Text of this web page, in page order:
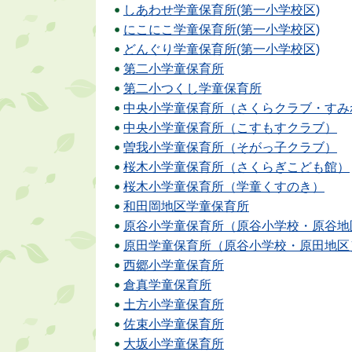
しあわせ学童保育所(第一小学校区)
にこにこ学童保育所(第一小学校区)
どんぐり学童保育所(第一小学校区)
第二小学童保育所
第二小つくし学童保育所
中央小学童保育所（さくらクラブ・すみ
中央小学童保育所（こすもすクラブ）
曽我小学童保育所（そがっ子クラブ）
桜木小学童保育所（さくらぎこども館）
桜木小学童保育所（学童くすのき）
和田岡地区学童保育所
原谷小学童保育所（原谷小学校・原谷地
原田学童保育所（原谷小学校・原田地区
西郷小学童保育所
倉真学童保育所
土方小学童保育所
佐束小学童保育所
大坂小学童保育所